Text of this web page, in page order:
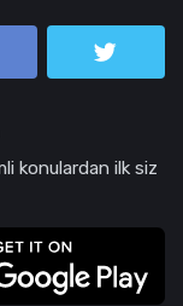
konulardan ilk siz